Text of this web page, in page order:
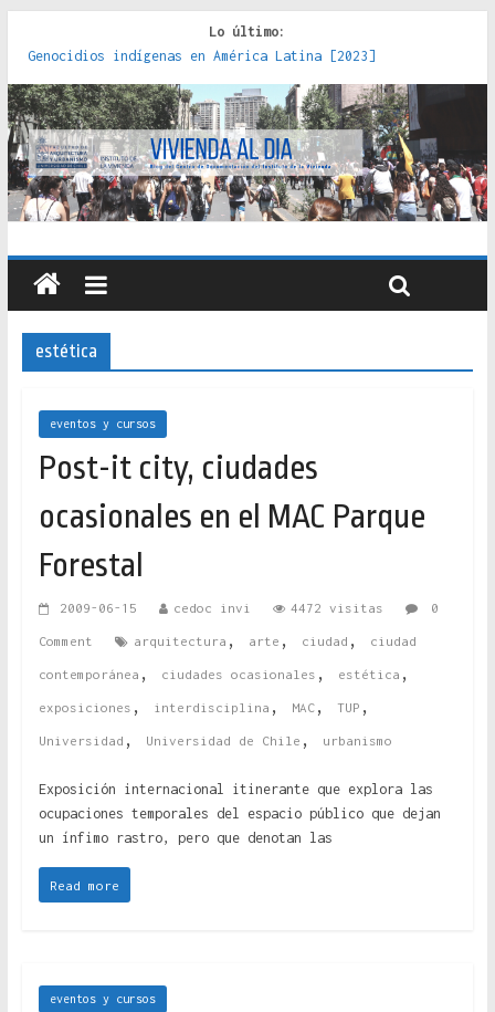
Lo último:
Genocidios indígenas en América Latina [2023]
Estudios sobre la espacialización de los Estados :
políticas, prácticas y representaciones [2022]
Donde el pedernal choca con el acero : hacia una teoría
crítica de las fronteras latinoamericanas [2020]
Criterios técnicos para una vivienda adecuada [2019]
Red de consultorios de la Caja del Seguro Obrero en
Santiago : un patrimonio emblemático [2014]
estética
eventos y cursos
Post-it city, ciudades
ocasionales en el MAC Parque
Forestal
2009-06-15 cedoc invi 4472 visitas 0
Comment arquitectura , arte , ciudad , ciudad
contemporánea , ciudades ocasionales , estética ,
exposiciones , interdisciplina , MAC, TUP ,
Universidad , Universidad de Chile , urbanismo
Exposición internacional itinerante que explora las
ocupaciones temporales del espacio público que dejan
un ínfimo rastro, pero que denotan las
Read more
eventos y cursos